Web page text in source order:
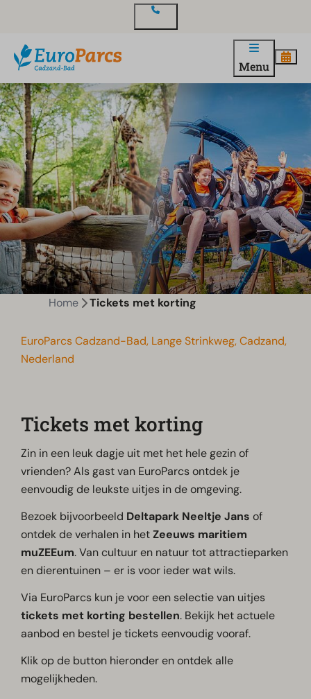
Menu
Home Tickets met korting
EuroParcs Cadzand-Bad, Lange Strinkweg, Cadzand,
Nederland
Tickets met korting
Zin in een leuk dagje uit met het hele gezin of
vrienden? Als gast van EuroParcs ontdek je
eenvoudig de leukste uitjes in de omgeving.
Bezoek bijvoorbeeld Deltapark Neeltje Jans of
ontdek de verhalen in hetZeeuws maritiem
muZEEum. Van cultuur en natuur tot attractieparken
en dierentuinen – er is voor ieder wat wils.
Via EuroParcs kun je voor een selectie van uitjes
tickets met korting bestellen. Bekijk het actuele
aanbod en bestel je tickets eenvoudig vooraf.
Klik op de button hieronder en ontdek alle
mogelijkheden.